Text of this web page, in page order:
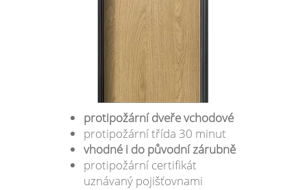
protipožární dveře vchodové
protipožární třída 30 minut
vhodné i do původní zárubně
protipožární certifikát
uznávaný pojišťovnami